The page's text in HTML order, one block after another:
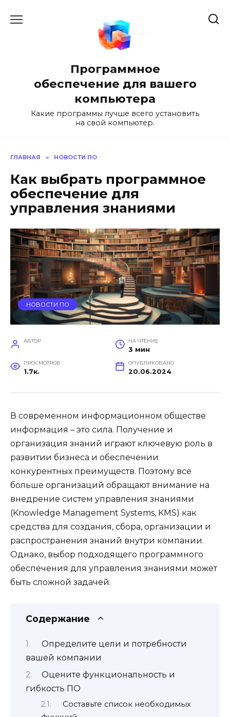
Программное
обеспечение для вашего
компьютера
Какие программы лучше всего установить
на свой компьютер.
ГЛАВНАЯ » НОВОСТИ ПО
Как выбрать программное
обеспечение для
управления знаниями
НОВОСТИ ПО
АВТОР НА ЧТЕНИЕ
3 мин
ПРОСМОТРОВ
1.7к.
ОПУБЛИКОВАНО
20.06.2024
В современном информационном обществе
информация – это сила. Получение и
организация знаний играют ключевую роль в
развитии бизнеса и обеспечении
конкурентных преимуществ. Поэтому все
больше организаций обращают внимание на
внедрение систем управления знаниями
(Knowledge Management Systems, KMS) как
средства для создания, сбора, организации и
распространения знаний внутри компании.
Однако, выбор подходящего программного
обеспечения для управления знаниями может
быть сложной задачей.
Содержание
Определите цели и потребности
вашей компании
Оцените функциональность и
гибкость ПО
Составьте список необходимых